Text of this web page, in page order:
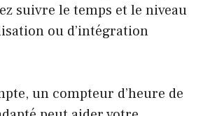
suivre le temps et le niveau
ou d’intégration
un compteur d’heure de